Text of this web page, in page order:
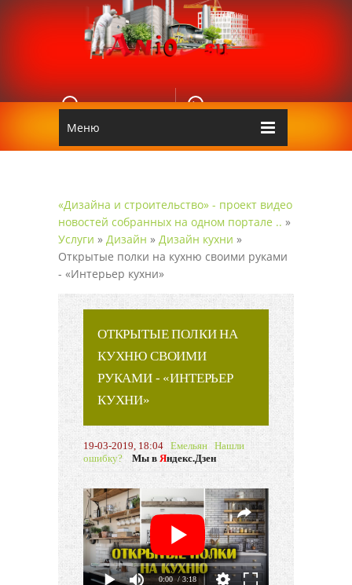
КОНТАКТЫ
E-MAIL
Меню
«Дизайна и строительство» - проект видео
новостей собранных на одном портале .. »
Услуги » Дизайн » Дизайн кухни »
Открытые полки на кухню своими руками
- «Интерьер кухни»
ОТКРЫТЫЕ ПОЛКИ НА
КУХНЮ СВОИМИ
РУКАМИ - «ИНТЕРЬЕР
КУХНИ»
19-03-2019, 18:04 Емельян Нашли
ошибку?
Мы в Яндекс.Дзен
0:00 / 3:18